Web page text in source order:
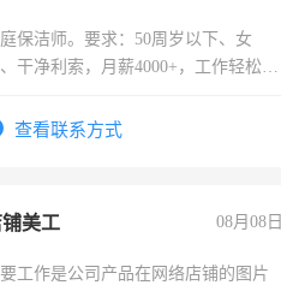
保洁师。要求：50周岁以下、女
干净利索，月薪4000+，工作轻松，
等。
查看联系方式
美工 08月08日
工作是公司产品在网络店铺的图片